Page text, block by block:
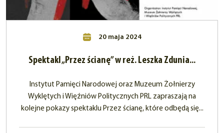
20 maja 2024
Spektakl „Przez ścianę” w reż. Leszka Zdunia...
Instytut Pamięci Narodowej oraz Muzeum Żołnierzy
Wyklętych i Więźniów Politycznych PRL zapraszają na
kolejne pokazy spektaklu Przez ścianę, które odbędą się...